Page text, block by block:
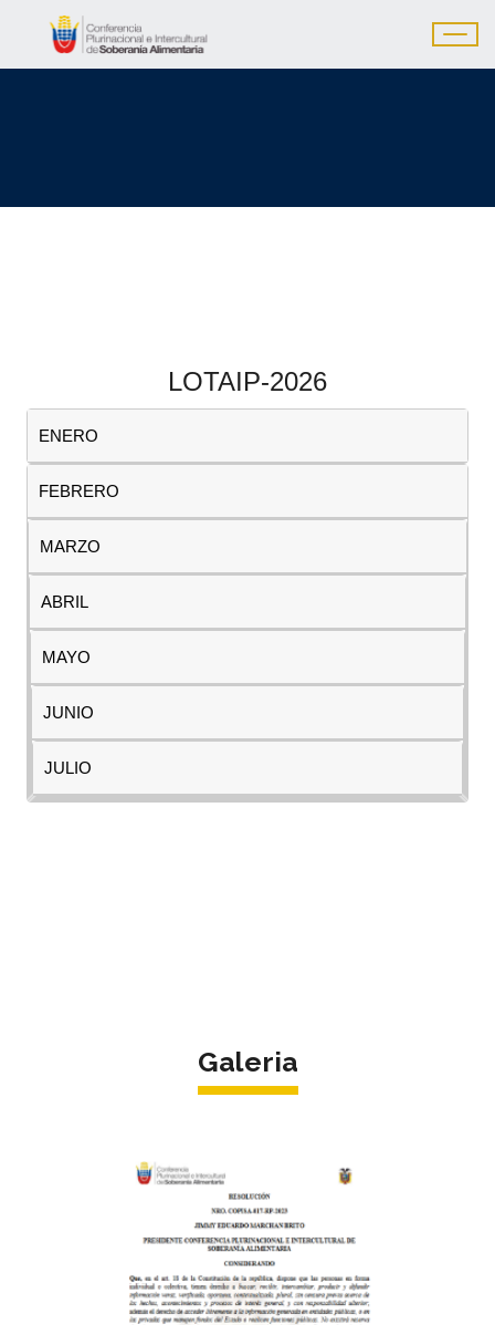
LOTAIP-2026
ENERO
FEBRERO
MARZO
ABRIL
MAYO
JUNIO
JULIO
Galeria